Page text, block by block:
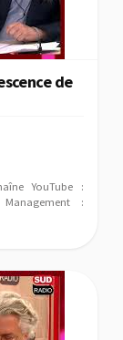
de
YouTube :
Management :